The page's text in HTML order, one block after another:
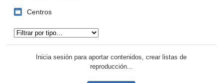
Centros
Inicia sesión para aportar contenidos, crear listas de
reproducción...